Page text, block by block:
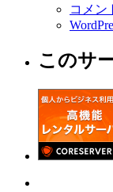
コメン
このサ